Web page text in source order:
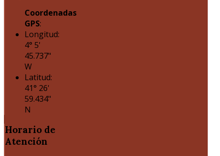
Coordenadas
GPS:
Longitud:
4° 5'
45.737"
W
Latitud:
41° 26'
59.434"
N
Horario de
Atención